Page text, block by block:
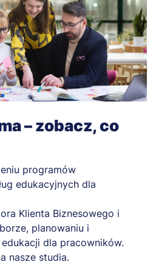
– zobacz, co
programów
edukacyjnych dla
Klienta Biznesowego i
planowaniu i
dla pracowników.
nasze studia.